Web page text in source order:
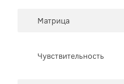
Матрица
Чувствительность